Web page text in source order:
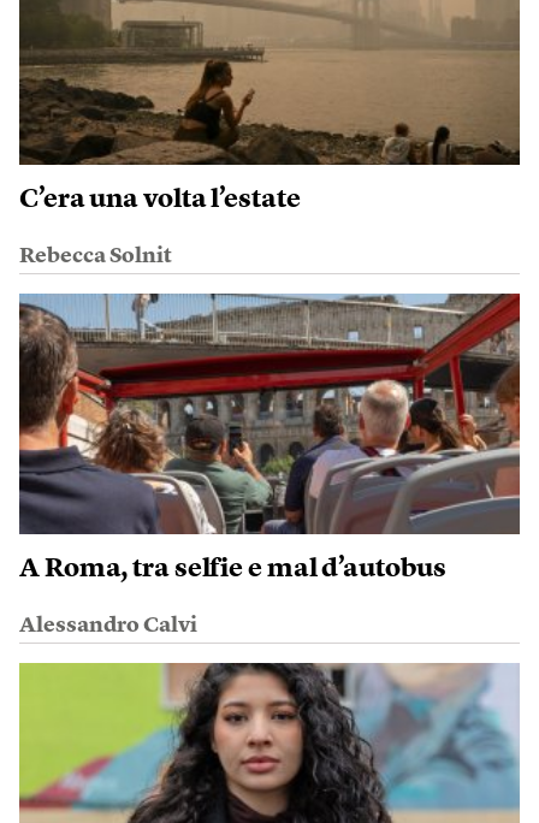
C’era una volta l’estate
Rebecca Solnit
A Roma, tra selfie e mal d’autobus
Alessandro Calvi